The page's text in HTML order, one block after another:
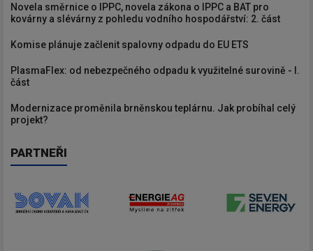
Novela směrnice o IPPC, novela zákona o IPPC a BAT pro
kovárny a slévárny z pohledu vodního hospodářství: 2. část
Komise plánuje začlenit spalovny odpadu do EU ETS
PlasmaFlex: od nebezpečného odpadu k využitelné surovině - I.
část
Modernizace proměnila brněnskou teplárnu. Jak probíhal celý
projekt?
PARTNEŘI